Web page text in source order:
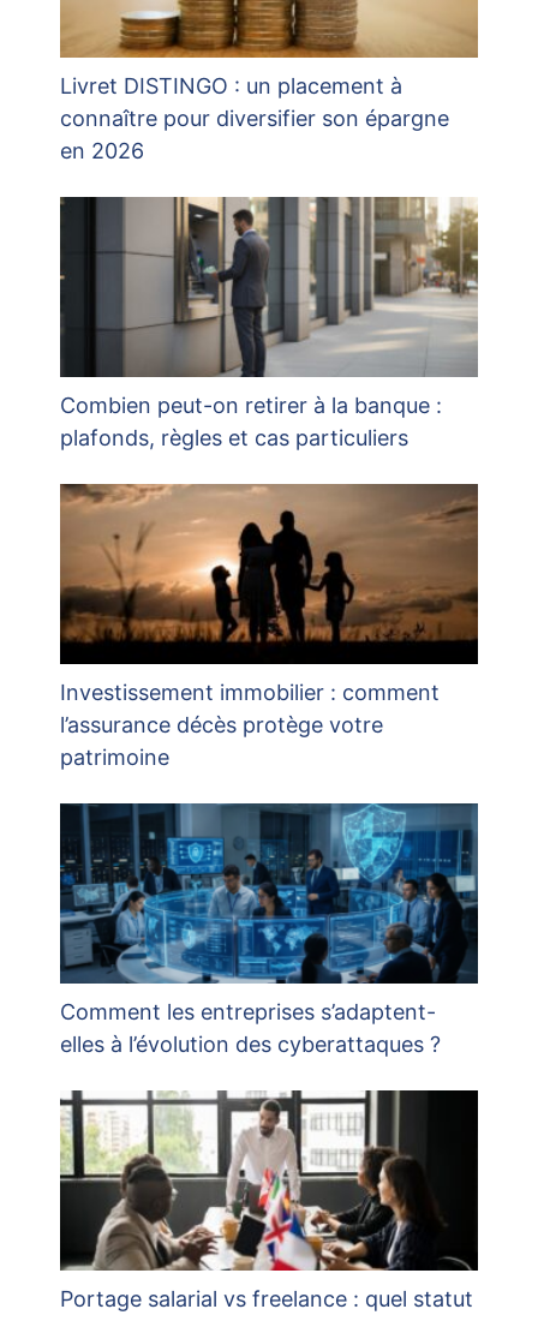
Livret DISTINGO : un placement à
connaître pour diversifier son épargne
en 2026
Combien peut-on retirer à la banque :
plafonds, règles et cas particuliers
Investissement immobilier : comment
l’assurance décès protège votre
patrimoine
Comment les entreprises s’adaptent-
elles à l’évolution des cyberattaques ?
Portage salarial vs freelance : quel statut